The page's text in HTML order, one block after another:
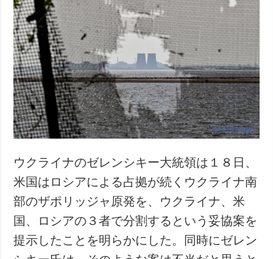
ウクライナのゼレンシキー大統領は１８日、
米国はロシアによる占拠が続くウクライナ南
部のザポリッジャ原発を、ウクライナ、米
国、ロシアの３者で分割するという妥協案を
提示したことを明らかにした。同時にゼレン